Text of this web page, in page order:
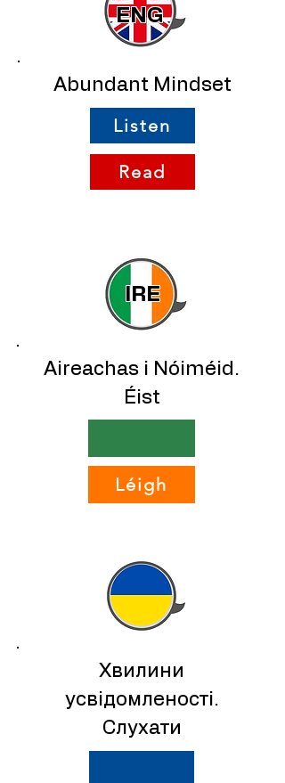
ENG
Abundant Mindset
Listen
Read
IRE
Aireachas i Nóiméid.
Éist
Léigh
UKR
Хвилини
усвідомленості.
Слухати